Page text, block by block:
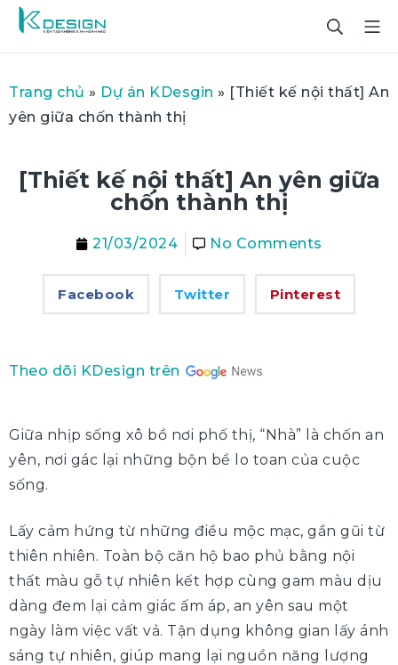
Trang chủ » Dự án KDesgin » [Thiết kế nội thất] An
yên giữa chốn thành thị
[Thiết kế nội thất] An yên giữa
chốn thành thị
21/03/2024 No Comments
Facebook Twitter Pinterest
Theo dõi KDesign trên
Giữa nhịp sống xô bồ nơi phố thị, “Nhà” là chốn an
yên, nơi gác lại những bộn bề lo toan của cuộc
sống.
Lấy cảm hứng từ những điều mộc mạc, gần gũi từ
thiên nhiên. Toàn bộ căn hộ bao phủ bằng nội
thất màu gỗ tự nhiên kết hợp cùng gam màu dịu
dàng đem lại cảm giác ấm áp, an yên sau một
ngày làm việc vất vả. Tận dụng không gian lấy ánh
sáng tự nhiên, giúp mang lại nguồn năng lượng